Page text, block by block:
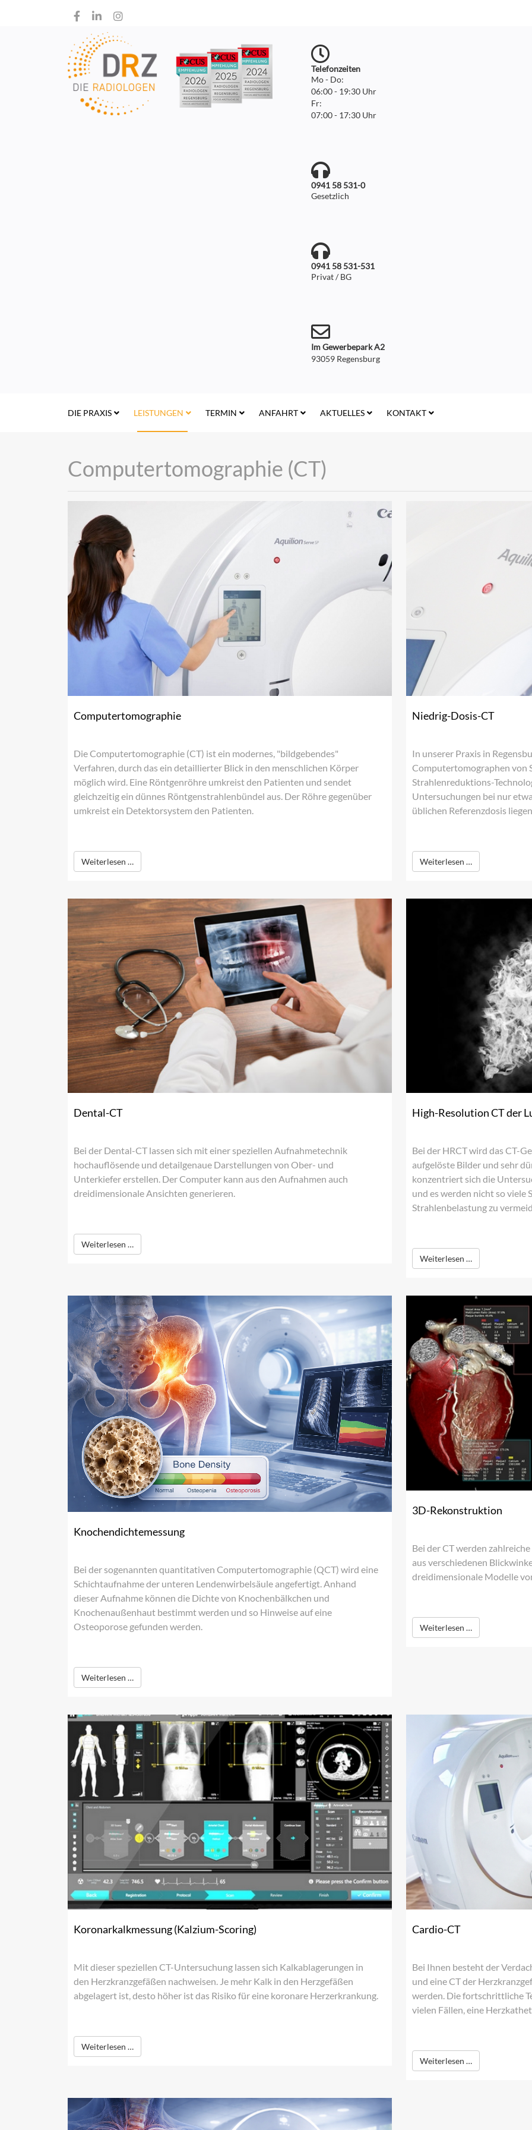
Telefonzeiten
Mo - Do:
06:00 - 19:30 Uhr
Fr:
07:00 - 17:30 Uhr
0941 58 531-0
Gesetzlich
0941 58 531-531
Privat / BG
Im Gewerbepark A2
93059 Regensburg
DIE PRAXIS LEISTUNGEN TERMIN ANFAHRT AKTUELLES KONTAKT
Computertomographie (CT)
Computertomographie
Die Computertomographie (CT) ist ein modernes, "bildgebendes"
Verfahren, durch das ein detaillierter Blick in den menschlichen Körper
möglich wird. Eine Röntgenröhre umkreist den Patienten und sendet
gleichzeitig ein dünnes Röntgenstrahlenbündel aus. Der Röhre gegenüber
umkreist ein Detektorsystem den Patienten.
Weiterlesen …
Niedrig-Dosis-CT
In unserer Praxis in
Computertomographen von
Strahlenreduktions-
Untersuchungen bei nur
üblichen Referenzdosis
Weiterlesen …
Dental-CT
Bei der Dental-CT lassen sich mit einer speziellen Aufnahmetechnik
hochauflösende und detailgenaue Darstellungen von Ober- und
Unterkiefer erstellen. Der Computer kann aus den Aufnahmen auch
dreidimensionale Ansichten generieren.
Weiterlesen …
High-Resolution CT der
Bei der HRCT wird das CT-
aufgelöste Bilder und sehr
konzentriert sich die
und es werden nicht so viele
Strahlenbelastung zu
Weiterlesen …
Knochendichtemessung
Bei der sogenannten quantitativen Computertomographie (QCT) wird eine
Schichtaufnahme der unteren Lendenwirbelsäule angefertigt. Anhand
dieser Aufnahme können die Dichte von Knochenbälkchen und
Knochenaußenhaut bestimmt werden und so Hinweise auf eine
Osteoporose gefunden werden.
Weiterlesen …
3D-Rekonstruktion
Bei der CT werden
aus verschiedenen
dreidimensionale Modelle
Weiterlesen …
Koronarkalkmessung (Kalzium-Scoring)
Mit dieser speziellen CT-Untersuchung lassen sich Kalkablagerungen in
den Herzkranzgefäßen nachweisen. Je mehr Kalk in den Herzgefäßen
abgelagert ist, desto höher ist das Risiko für eine koronare Herzerkrankung.
Weiterlesen …
Cardio-CT
Bei Ihnen besteht der
und eine CT der
werden. Die fortschrittliche
vielen Fällen, eine
Weiterlesen …